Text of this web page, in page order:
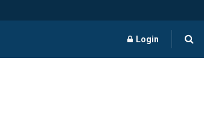
Login